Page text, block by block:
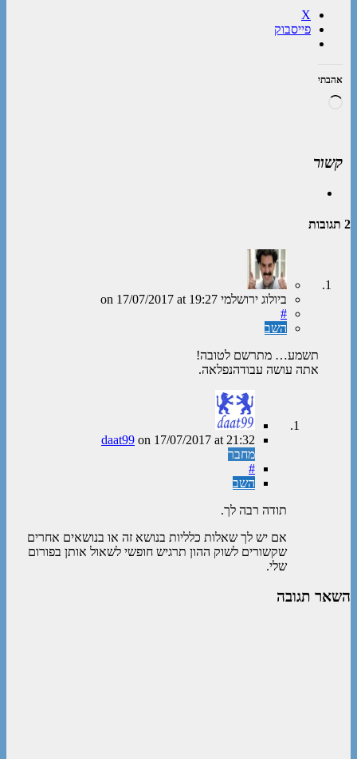
X
פייסבוק
אהבתי
קשור
2 תגובות
ביולוג ירושלמי 17/07/2017 at 19:27
#
השב
תשמע… מתרשם לטובה!
אתה עושה עבודהנפלאה.
daat99 on 17/07/2017 at 21:32
מחבר
#
השב
תודה רבה לך.
אם יש לך שאלות כלליות בנושא זה או בנושאים אחרים
שקשורים לשוק ההון תרגיש חופשי לשאול אותן בפורום
שלי.
השאר תגובה